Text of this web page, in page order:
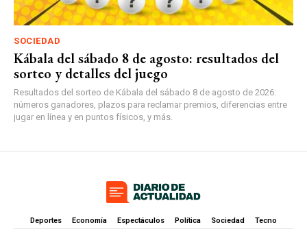
SOCIEDAD
Kábala del sábado 8 de agosto: resultados del
sorteo y detalles del juego
Resultados del sorteo de Kábala del sábado 8 de agosto de 2026:
números ganadores, plazos para reclamar premios, diferencias entre
jugar en línea y en puntos físicos, y más.
Deportes Economía Espectáculos Política Sociedad Tecno